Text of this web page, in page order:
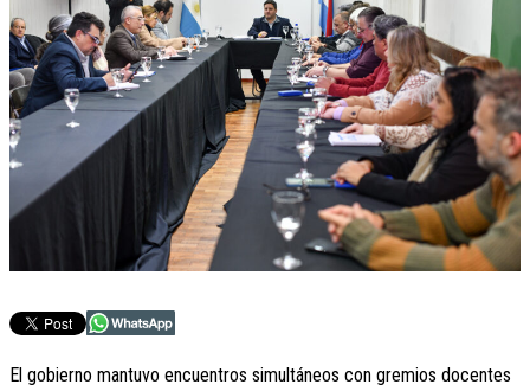
El gobierno mantuvo encuentros simultáneos con gremios docentes